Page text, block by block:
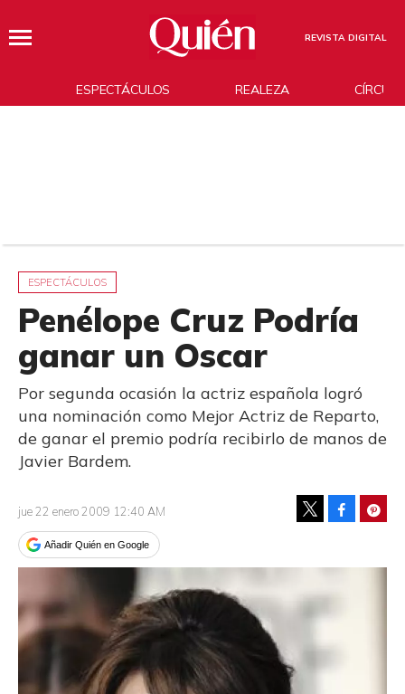
REVISTA DIGITAL
ESPECTÁCULOS REALEZA
ESPECTÁCULOS
Penélope Cruz Podría
ganar un Oscar
Por segunda ocasión la actriz española logró
una nominación como Mejor Actriz de Reparto,
de ganar el premio podría recibirlo de manos de
Javier Bardem.
jue 22 enero 2009 12:40 AM
Añadir Quién en Google
Facebook